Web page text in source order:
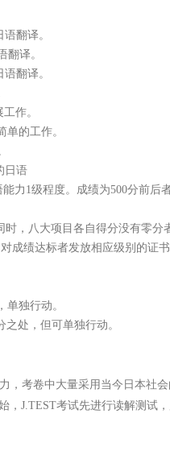
翻译。
译。
翻译。
作。
的工作。
日语
力1级程度。成绩为500分前
时，八大项目各自得分没有零
成绩达标者发放相应级别的证书
独行动。
处，但可单独行动。
，考卷中大量采用当今日本社
，J.TEST考试先进行读解测试，